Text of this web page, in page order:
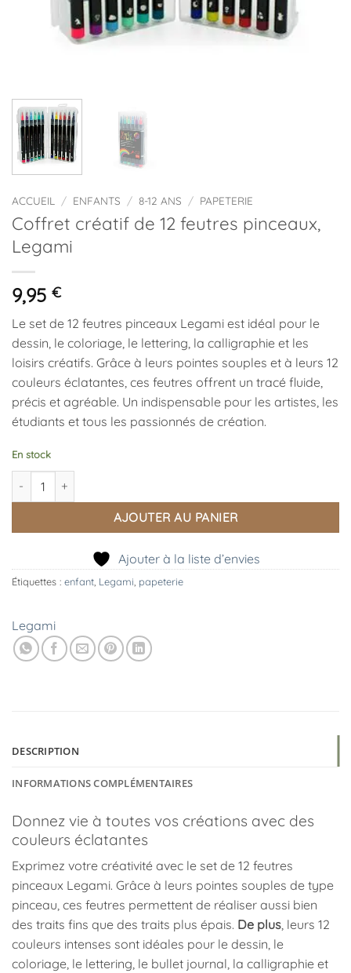
ACCUEIL / ENFANTS / 8-12 ANS / PAPETERIE
Coffret créatif de 12 feutres pinceaux,
Legami
9,95 €
Le set de 12 feutres pinceaux Legami est idéal pour le
dessin, le coloriage, le lettering, la calligraphie et les
loisirs créatifs. Grâce à leurs pointes souples et à leurs 12
couleurs éclatantes, ces feutres offrent un tracé fluide,
précis et agréable. Un indispensable pour les artistes, les
étudiants et tous les passionnés de création.
En stock
quantité de Coffret créatif de 12 feutres pinceaux, Legami
AJOUTER AU PANIER
Ajouter à la liste d’envies
Étiquettes : enfant Legami papeterie
Legami
DESCRIPTION
INFORMATIONS COMPLÉMENTAIRES
Donnez vie à toutes vos créations avec des
couleurs éclatantes
Exprimez votre créativité avec le set de 12 feutres
pinceaux Legami. Grâce à leurs pointes souples de type
pinceau, ces feutres permettent de réaliser aussi bien
des traits fins que des traits plus épais. De plus, leurs 12
couleurs intenses sont idéales pour le dessin, le
coloriage, le lettering, le bullet journal, la calligraphie et